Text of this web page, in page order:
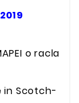
o racla
in Scotch-